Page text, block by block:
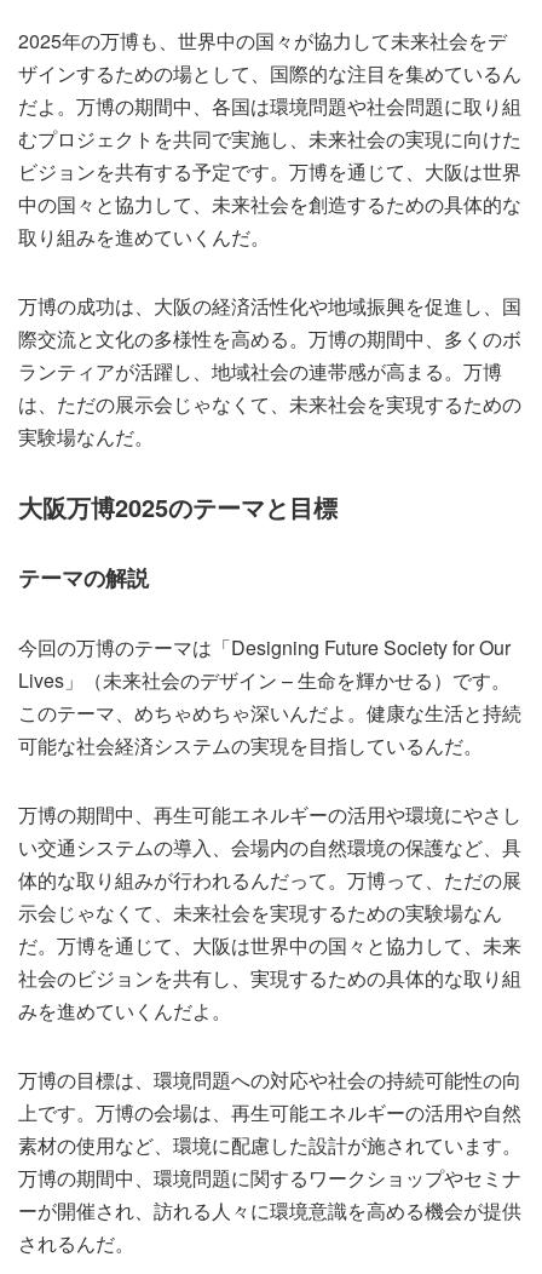
2025年の万博も、世界中の国々が協力して未来社会をデ
ザインするための場として、国際的な注目を集めているん
だよ。万博の期間中、各国は環境問題や社会問題に取り組
むプロジェクトを共同で実施し、未来社会の実現に向けた
ビジョンを共有する予定です。万博を通じて、大阪は世界
中の国々と協力して、未来社会を創造するための具体的な
取り組みを進めていくんだ。
万博の成功は、大阪の経済活性化や地域振興を促進し、国
際交流と文化の多様性を高める。万博の期間中、多くのボ
ランティアが活躍し、地域社会の連帯感が高まる。万博
は、ただの展示会じゃなくて、未来社会を実現するための
実験場なんだ。
大阪万博2025のテーマと目標
テーマの解説
今回の万博のテーマは「Designing Future Society for Our
Lives」（未来社会のデザイン – 生命を輝かせる）です。
このテーマ、めちゃめちゃ深いんだよ。健康な生活と持続
可能な社会経済システムの実現を目指しているんだ。
万博の期間中、再生可能エネルギーの活用や環境にやさし
い交通システムの導入、会場内の自然環境の保護など、具
体的な取り組みが行われるんだって。万博って、ただの展
示会じゃなくて、未来社会を実現するための実験場なん
だ。万博を通じて、大阪は世界中の国々と協力して、未来
社会のビジョンを共有し、実現するための具体的な取り組
みを進めていくんだよ。
万博の目標は、環境問題への対応や社会の持続可能性の向
上です。万博の会場は、再生可能エネルギーの活用や自然
素材の使用など、環境に配慮した設計が施されています。
万博の期間中、環境問題に関するワークショップやセミナ
ーが開催され、訪れる人々に環境意識を高める機会が提供
されるんだ。